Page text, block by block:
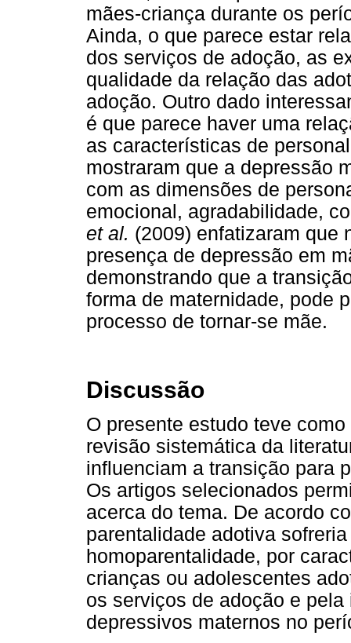
mães-criança durante os
Ainda, o que parece estar
dos serviços de adoção, as
qualidade da relação das
adoção. Outro dado
é que parece haver uma
as características de
mostraram que a depressão
com as dimensões de
emocional, agradabilidade,
et al. (2009) enfatizaram que
presença de depressão em
demonstrando que a
forma de maternidade, pode
processo de tornar-se mãe.
Discussão
O presente estudo teve
revisão sistemática da
influenciam a transição para
Os artigos selecionados
acerca do tema. De acordo
parentalidade adotiva
homoparentalidade, por
crianças ou adolescentes
os serviços de adoção e
depressivos maternos no